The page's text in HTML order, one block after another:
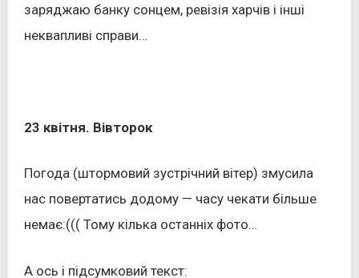
заряджаю банку сонцем, ревізія харчів і інші
неквапливі справи…
23 квітня. Вівторок
Погода (штормовий зустрічний вітер) змусила
нас повертатись додому — часу чекати більше
немає:((( Тому кілька останніх фото…
А ось і підсумковий текст: